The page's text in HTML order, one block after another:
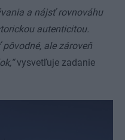
a nájsť rovnováhu
autenticitou.
ale zároveň
vysvetľuje zadanie